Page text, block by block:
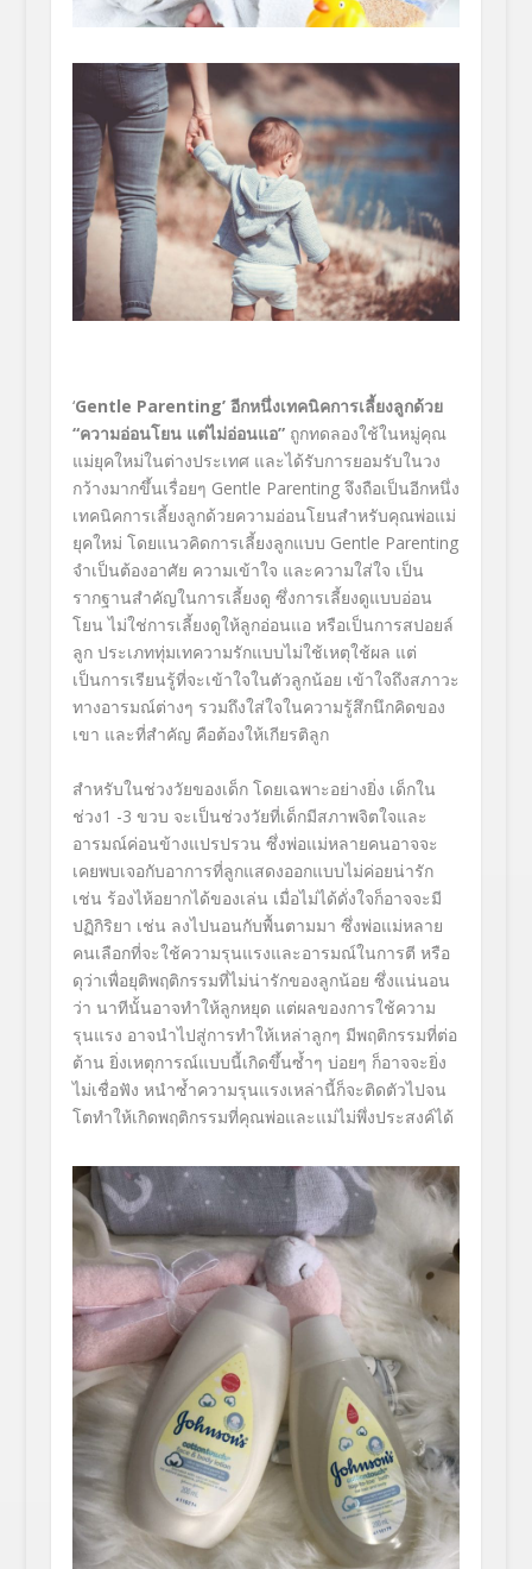
‘Gentle Parenting’ อีกหนึ่งเทคนิคการเลี้ยงลูกด้วย
“ความอ่อนโยน แต่ไม่อ่อนแอ” ถูกทดลองใช้ในหมู่คุณ
แม่ยุคใหม่ในต่างประเทศ และได้รับการยอมรับในวง
กว้างมากขึ้นเรื่อยๆ Gentle Parenting จึงถือเป็นอีกหนึ่ง
เทคนิคการเลี้ยงลูกด้วยความอ่อนโยนสำหรับคุณพ่อแม่
ยุคใหม่ โดยแนวคิดการเลี้ยงลูกแบบ Gentle Parenting
จำเป็นต้องอาศัย ความเข้าใจ และความใส่ใจ เป็น
รากฐานสำคัญในการเลี้ยงดู ซึ่งการเลี้ยงดูแบบอ่อน
โยน ไม่ใช่การเลี้ยงดูให้ลูกอ่อนแอ หรือเป็นการสปอยล์
ลูก ประเภททุ่มเทความรักแบบไม่ใช้เหตุใช้ผล แต่
เป็นการเรียนรู้ที่จะเข้าใจในตัวลูกน้อย เข้าใจถึงสภาวะ
ทางอารมณ์ต่างๆ รวมถึงใส่ใจในความรู้สึกนึกคิดของ
เขา และที่สำคัญ คือต้องให้เกียรติลูก
สำหรับในช่วงวัยของเด็ก โดยเฉพาะอย่างยิ่ง เด็กใน
ช่วง1 -3 ขวบ จะเป็นช่วงวัยที่เด็กมีสภาพจิตใจและ
อารมณ์ค่อนข้างแปรปรวน ซึ่งพ่อแม่หลายคนอาจจะ
เคยพบเจอกับอาการที่ลูกแสดงออกแบบไม่ค่อยน่ารัก
เช่น ร้องไห้อยากได้ของเล่น เมื่อไม่ได้ดั่งใจก็อาจจะมี
ปฏิกิริยา เช่น ลงไปนอนกับพื้นตามมา ซึ่งพ่อแม่หลาย
คนเลือกที่จะใช้ความรุนแรงและอารมณ์ในการตี หรือ
ดุว่าเพื่อยุติพฤติกรรมที่ไม่น่ารักของลูกน้อย ซึ่งแน่นอน
ว่า นาทีนั้นอาจทำให้ลูกหยุด แต่ผลของการใช้ความ
รุนแรง อาจนำไปสู่การทำให้เหล่าลูกๆ มีพฤติกรรมที่ต่อ
ต้าน ยิ่งเหตุการณ์แบบนี้เกิดขึ้นซ้ำๆ บ่อยๆ ก็อาจจะยิ่ง
ไม่เชื่อฟัง หนำซ้ำความรุนแรงเหล่านี้ก็จะติดตัวไปจน
โตทำให้เกิดพฤติกรรมที่คุณพ่อและแม่ไม่พึ่งประสงค์ได้